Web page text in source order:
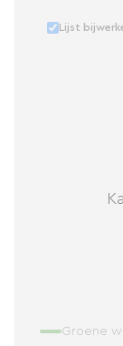
Lijst
Groene